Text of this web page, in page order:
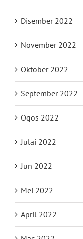
Disember 2022
November 2022
Oktober 2022
September 2022
Ogos 2022
Julai 2022
Jun 2022
Mei 2022
April 2022